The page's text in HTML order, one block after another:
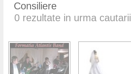
Consiliere
0 rezultate in urma cautarii